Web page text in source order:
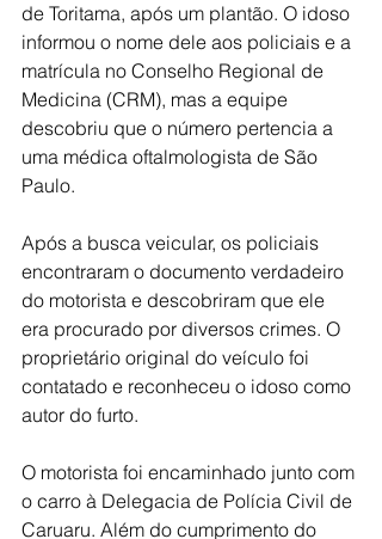
de Toritama, após um plantão. O idoso
informou o nome dele aos policiais e a
matrícula no Conselho Regional de
Medicina (CRM), mas a equipe
descobriu que o número pertencia a
uma médica oftalmologista de São
Paulo.
Após a busca veicular, os policiais
encontraram o documento verdadeiro
do motorista e descobriram que ele
era procurado por diversos crimes. O
proprietário original do veículo foi
contatado e reconheceu o idoso como
autor do furto.
O motorista foi encaminhado junto com
o carro à Delegacia de Polícia Civil de
Caruaru. Além do cumprimento do